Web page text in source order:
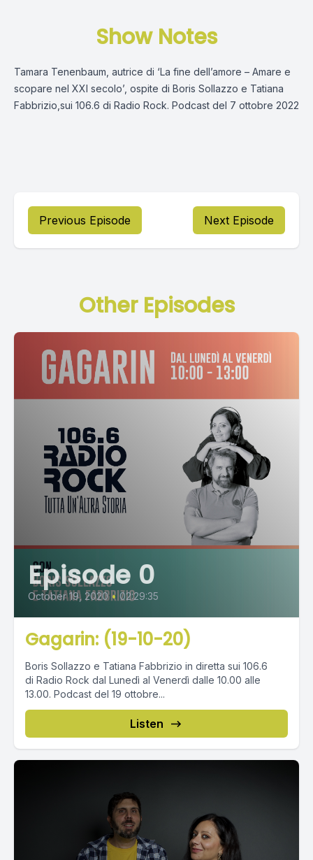
Show Notes
Tamara Tenenbaum, autrice di ‘La fine dell’amore – Amare e
scopare nel XXI secolo’, ospite di Boris Sollazzo e Tatiana
Fabbrizio,sui 106.6 di Radio Rock. Podcast del 7 ottobre 2022
Previous Episode Next Episode
Other Episodes
Episode 0
October 19, 2020 • 02:29:35
Gagarin: (19-10-20)
Boris Sollazzo e Tatiana Fabbrizio in diretta sui 106.6
di Radio Rock dal Lunedì al Venerdì dalle 10.00 alle
13.00. Podcast del 19 ottobre...
Listen